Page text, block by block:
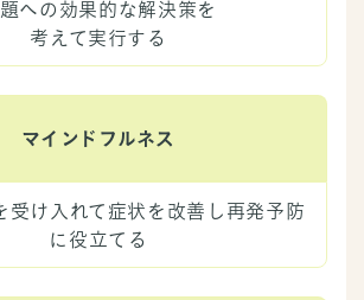
への効果的な解決策を
考えて実行する
マインドフルネス
受け入れて症状を改善し再発予防
に役立てる